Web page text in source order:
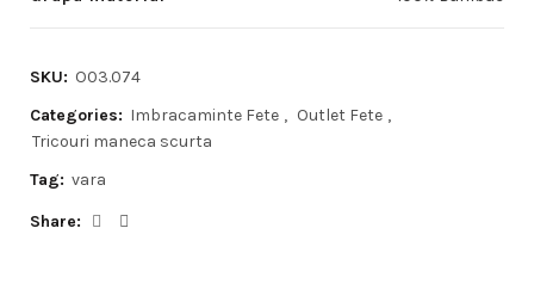
SKU: O03.074
Categories: Imbracaminte Fete , Outlet Fete ,
Tricouri maneca scurta
Tag: vara
Share